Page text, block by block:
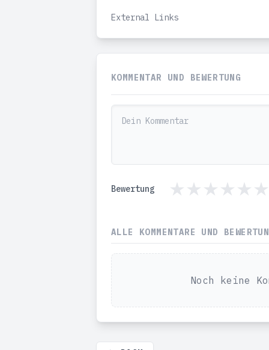
External Links
KOMMENTAR UND BEWERTUNG
Bewertung
ALLE KOMMENTARE UND
Noch keine